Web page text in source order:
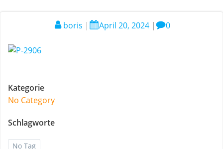
boris | April 20, 2024 | 0
Kategorie
No Category
Schlagworte
No Tag